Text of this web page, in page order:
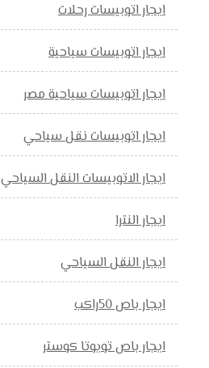
ايجار اتوبيسات رحلات
ايجار اتوبيسات سياحية
ايجار اتوبيسات سياحية مصر
ايجار اتوبيسات نقل سياحي
ايجار الاتوبيسات النقل السياحي
ايجار النترا
ايجار النقل السياحي
ايجار باص 50راكب
ايجار باص تويوتا كوستر